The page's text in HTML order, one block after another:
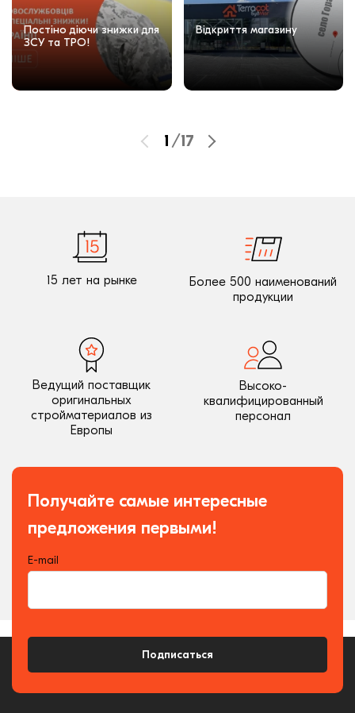
Постіно діючи знижки для
ЗСУ та ТРО!
Відкриття магазину
1 /17
15 лет на рынке
Более 500 наименований
продукции
Ведущий поставщик
оригинальных
стройматериалов из
Европы
Высоко-
квалифицированный
персонал
Получайте самые интересные
предложения первыми!
E-mail
Подписаться